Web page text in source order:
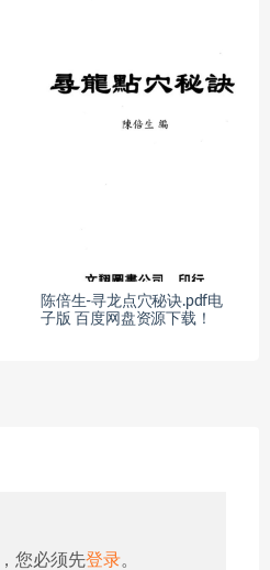
陈倍生-寻龙点穴秘诀.pdf电
子版 百度网盘资源下载！
您必须先登录。